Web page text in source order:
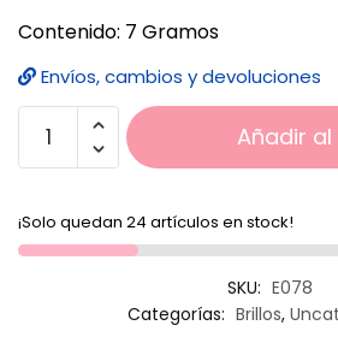
Contenido: 7 Gramos
Envíos, cambios y devoluciones
Añadir
¡Solo quedan 24 artículos en stock!
SKU: E078
Categorías: Brillos,